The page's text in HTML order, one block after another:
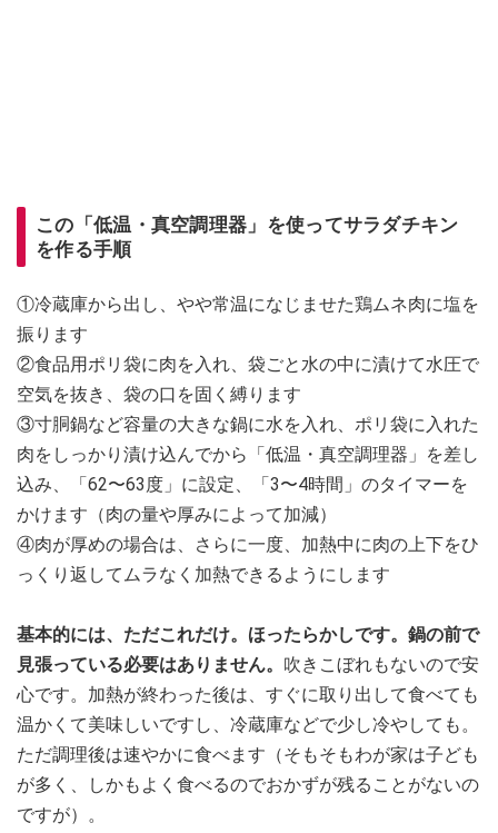
この「低温・真空調理器」を使ってサラダチキン
を作る手順
①冷蔵庫から出し、やや常温になじませた鶏ムネ肉に塩を
振ります
②食品用ポリ袋に肉を入れ、袋ごと水の中に漬けて水圧で
空気を抜き、袋の口を固く縛ります
③寸胴鍋など容量の大きな鍋に水を入れ、ポリ袋に入れた
肉をしっかり漬け込んでから「低温・真空調理器」を差し
込み、「62〜63度」に設定、「3〜4時間」のタイマーを
かけます（肉の量や厚みによって加減）
④肉が厚めの場合は、さらに一度、加熱中に肉の上下をひ
っくり返してムラなく加熱できるようにします
基本的には、ただこれだけ。ほったらかしです。鍋の前で
見張っている必要はありません。 吹きこぼれもないので安
心です。加熱が終わった後は、すぐに取り出して食べても
温かくて美味しいですし、冷蔵庫などで少し冷やしても。
ただ調理後は速やかに食べます（そもそもわが家は子ども
が多く、しかもよく食べるのでおかずが残ることがないの
ですが）。